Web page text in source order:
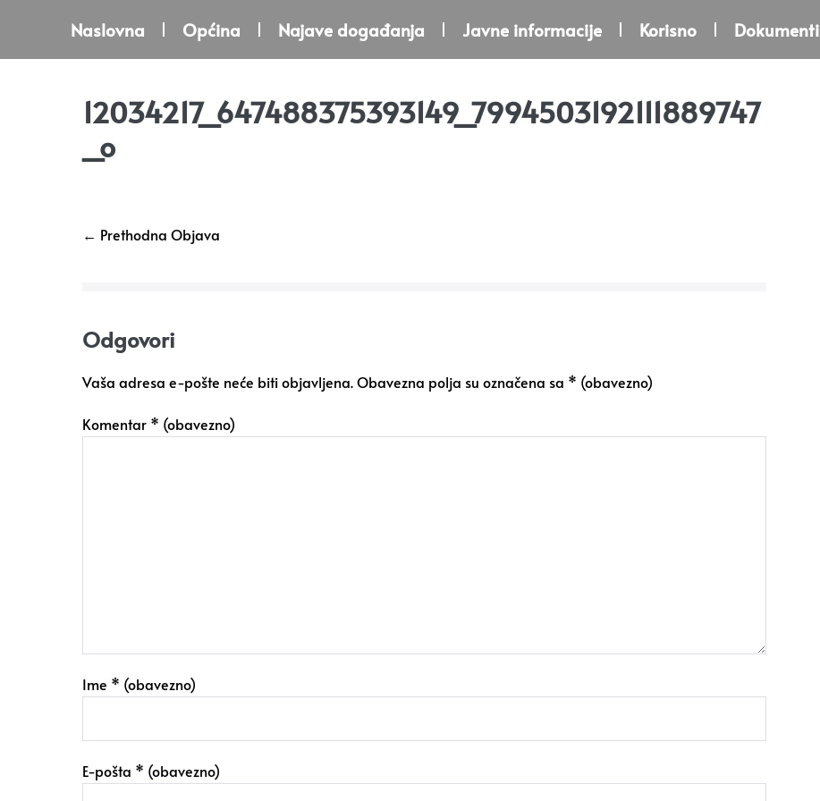
Naslovna Općina Najave događanja Javne informacije Korisno Dokumenti
12034217_647488375393149_7994503192111889747
_o
← Prethodna Objava
Odgovori
Vaša adresa e-pošte neće biti objavljena.Obavezna polja su označena sa * (obavezno)
Komentar * (obavezno)
Ime * (obavezno)
E-pošta * (obavezno)